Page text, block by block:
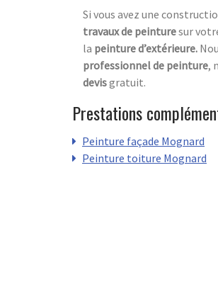
Si vous avez une
travaux de peinturesur
la peinture d’extérieure.
professionnel de peinture,
devisgratuit.
Prestations
Peinture façade Mognard
Peinture toiture Mognard